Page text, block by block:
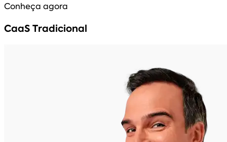
Conheça agora
CaaS Tradicional